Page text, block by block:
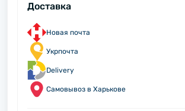
Доставка
Новая почта
Укрпочта
Delivery
Самовывоз в Харькове